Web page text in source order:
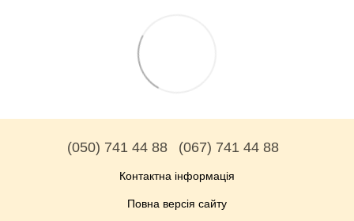
(050) 741 44 88 (067) 741 44 88
Контактна інформація
Повна версія сайту